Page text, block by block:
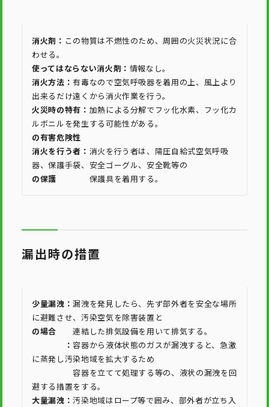
消火剤： この物質は不燃性のため、周囲の火災状況に合
わせる。
使ってはならない消火剤： 情報なし。
消火方法：有毒なので空気呼吸器を着用の上、風上より
出来るだけ遠くから消火作業を行う。
火災時の特有： 加熱による分解でフッ化水素、フッ化カ
ルボニルを発生する可能性がある。
の有害危険性
消火を行う者： 消火を行う者は、陽圧自給式空気呼吸
器、保護手袋、安全ゴーグル、安全靴等の
の保護 保護具を着用する。
漏出時の措置
少量漏洩：漏洩を発見したら、先ず部外者を安全な場所
に避難させ、汚染空気を除害装置と
の場合連結した排気設備を用いて排気する。
：容器から液体状態のガスが漏洩すると、急激
に蒸発し汚染地域を拡大するため
容器を立てて処理する等の、液状の漏洩を回
避する措置をする。
大量漏洩：汚染地域はロープ等で囲み、部外者が立ち入